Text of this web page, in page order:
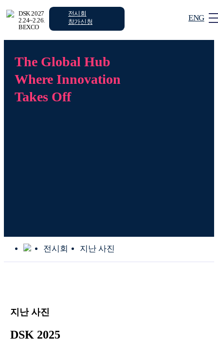
DSK 2027
2.24~2.26.
BEXCO
전시회
참가신청
로그인 회원가입
전시회
ENG
The Global Hub
Where Innovation
Takes Off
전시회 지난 사진
지난 사진
DSK 2025